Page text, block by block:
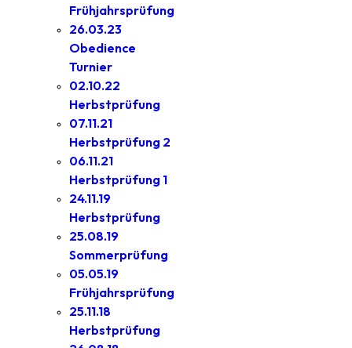
Frühjahrsprüfung
26.03.23
Obedience
Turnier
02.10.22
Herbstprüfung
07.11.21
Herbstprüfung 2
06.11.21
Herbstprüfung 1
24.11.19
Herbstprüfung
25.08.19
Sommerprüfung
05.05.19
Frühjahrsprüfung
25.11.18
Herbstprüfung